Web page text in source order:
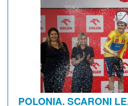
POLONIA. SCARONI